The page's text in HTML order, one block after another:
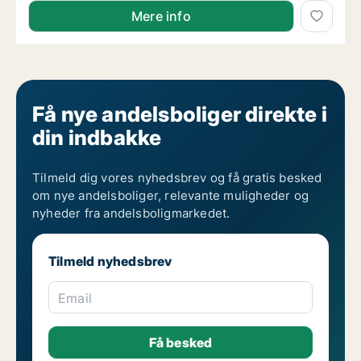
Sus søger andelsbolig i Sønderborg
Mere info
Få nye andelsboliger direkte i
din indbakke
Tilmeld dig vores nyhedsbrev og få gratis besked
om nye andelsboliger, relevante muligheder og
nyheder fra andelsboligmarkedet.
Tilmeld nyhedsbrev
Email